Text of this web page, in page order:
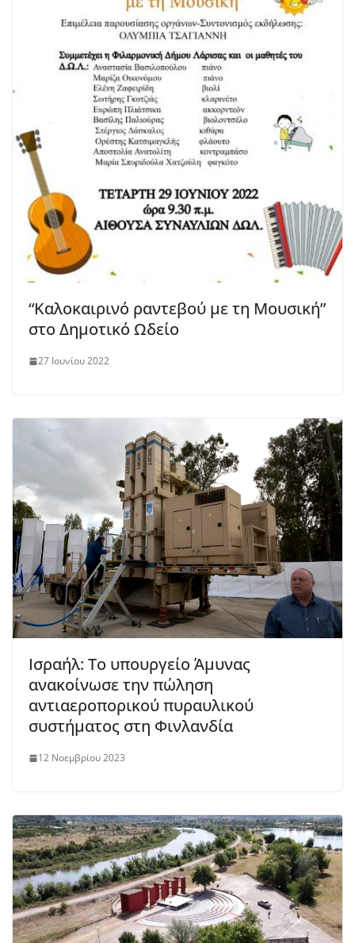
“Καλοκαιρινό ραντεβού με τη Μουσική”
στο Δημοτικό Ωδείο
27 Ιουνίου 2022
Ισραήλ: Το υπουργείο Άμυνας
ανακοίνωσε την πώληση
αντιαεροπορικού πυραυλικού
συστήματος στη Φινλανδία
12 Νοεμβρίου 2023